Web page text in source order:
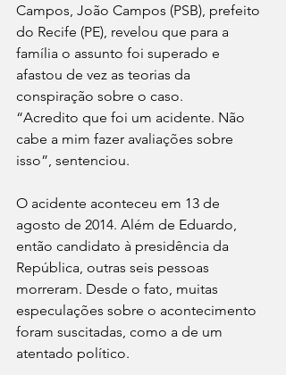
Campos, João Campos (PSB), prefeito
do Recife (PE), revelou que para a
família o assunto foi superado e
afastou de vez as teorias da
conspiração sobre o caso.
“Acredito que foi um acidente. Não
cabe a mim fazer avaliações sobre
isso”, sentenciou.
O acidente aconteceu em 13 de
agosto de 2014. Além de Eduardo,
então candidato à presidência da
República, outras seis pessoas
morreram. Desde o fato, muitas
especulações sobre o acontecimento
foram suscitadas, como a de um
atentado político.